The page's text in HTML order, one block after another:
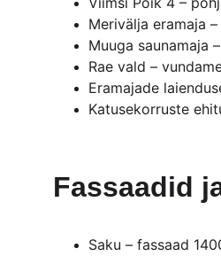
Merivälja eramaja
Muuga saunamaja
Rae vald –
Eramajade
Katusekorruste
Fassaadid
Saku – fassaad